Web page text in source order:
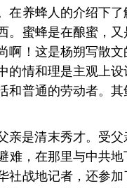
在养蜂人的介绍下了
。蜜蜂是在酿蜜，又
啊！ 这是杨朔写散
的情和理是主观上设
和普通的劳动者。
亲是清末秀才。受
，在那里与中共
社战地记者，还参加